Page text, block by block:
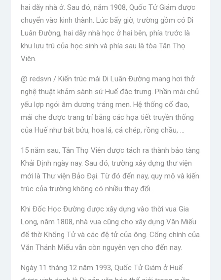
hai dãy nhà ở. Sau đó, năm 1908, Quốc Tử Giám được
chuyển vào kinh thành. Lúc bấy giờ, trường gồm có Di
Luân Đường, hai dãy nhà học ở hai bên, phía trước là
khu lưu trú của học sinh và phía sau là tòa Tân Thọ
Viên.
@ redsvn / Kiến trúc mái Di Luân Đường mang hơi thở
nghệ thuật khảm sành sứ Huế đặc trưng. Phần mái chủ
yếu lợp ngói âm dương tráng men. Hệ thống cổ đao,
mái che được trang trí bằng các họa tiết truyền thống
của Huế như bát bửu, hoa lá, cá chép, rồng chầu, …
15 năm sau, Tân Thọ Viên được tách ra thành bảo tàng
Khải Định ngày nay. Sau đó, trường xây dựng thư viện
mới là Thư viện Bảo Đại. Từ đó đến nay, quy mô và kiến
​​trúc của trường không có nhiều thay đổi.
Khi Đốc Học Đường được xây dựng vào thời vua Gia
Long, năm 1808, nhà vua cũng cho xây dựng Văn Miếu
để thờ Khổng Tử và các đệ tử của ông. Cổng chính của
Văn Thánh Miếu vẫn còn nguyên vẹn cho đến nay.
Ngày 11 tháng 12 năm 1993, Quốc Tử Giám ở Huế